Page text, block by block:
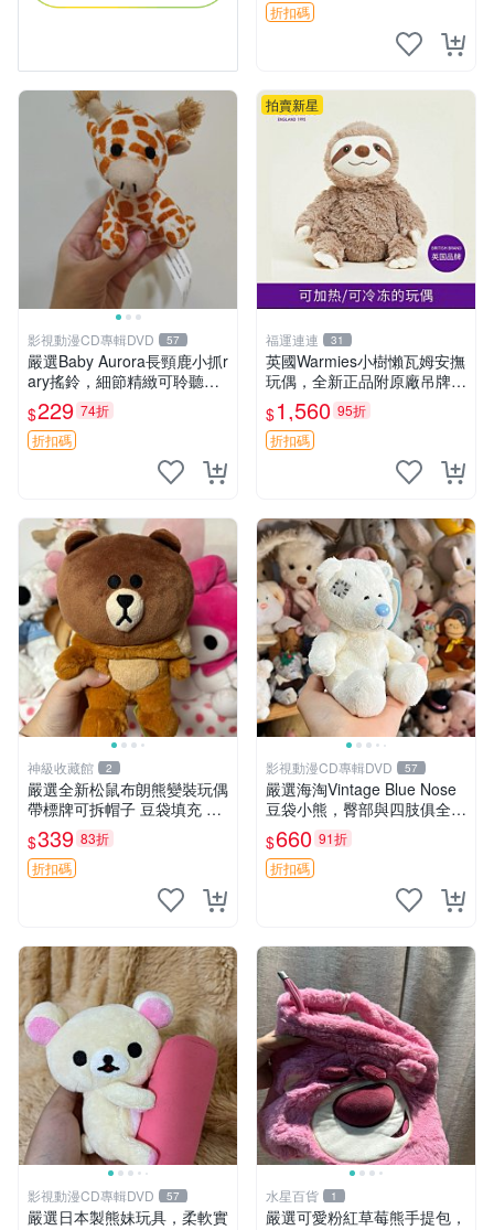
折扣碼
影視動漫CD專輯DVD 57
嚴選Baby Aurora長頸鹿小抓r
ary搖鈴，細節精緻可聆聽清
脆鈴音 軟萌可愛 定制紀念 金
屬搖鈴 新手媽咪推薦 長頸鹿
抓rary 搖鈴
$229 74折
折扣碼
拍賣新星
福運連連 31
英國Warmies小樹懶瓦姆安撫
玩偶，全新正品附原廠吊牌與
防塵袋，內藏薰衣草可加熱，
適合各個年齡層，冷暖兩用享
受抱抱樂趣，不容錯過嚴選好
$1,560 95折
折扣碼
神級收藏館 2
嚴選全新松鼠布朗熊變裝玩偶
帶標牌可拆帽子 豆袋填充 附
實拍 微瑕處理 十足可愛 單只
15.9元 松鼠變裝 棉質豆袋 玩
具熊
$339 83折
折扣碼
影視動漫CD專輯DVD 57
嚴選海淘Vintage Blue Nose
豆袋小熊，臀部與四肢俱全，
坐高11公分，附原盒與吊牌
收藏。藍鼻子小熊，值得擁有
玩具 憶熊
$660 91折
折扣碼
影視動漫CD專輯DVD 57
嚴選日本製熊妹玩具，柔軟實
水星百貨 1
嚴選可愛粉紅草莓熊手提包，